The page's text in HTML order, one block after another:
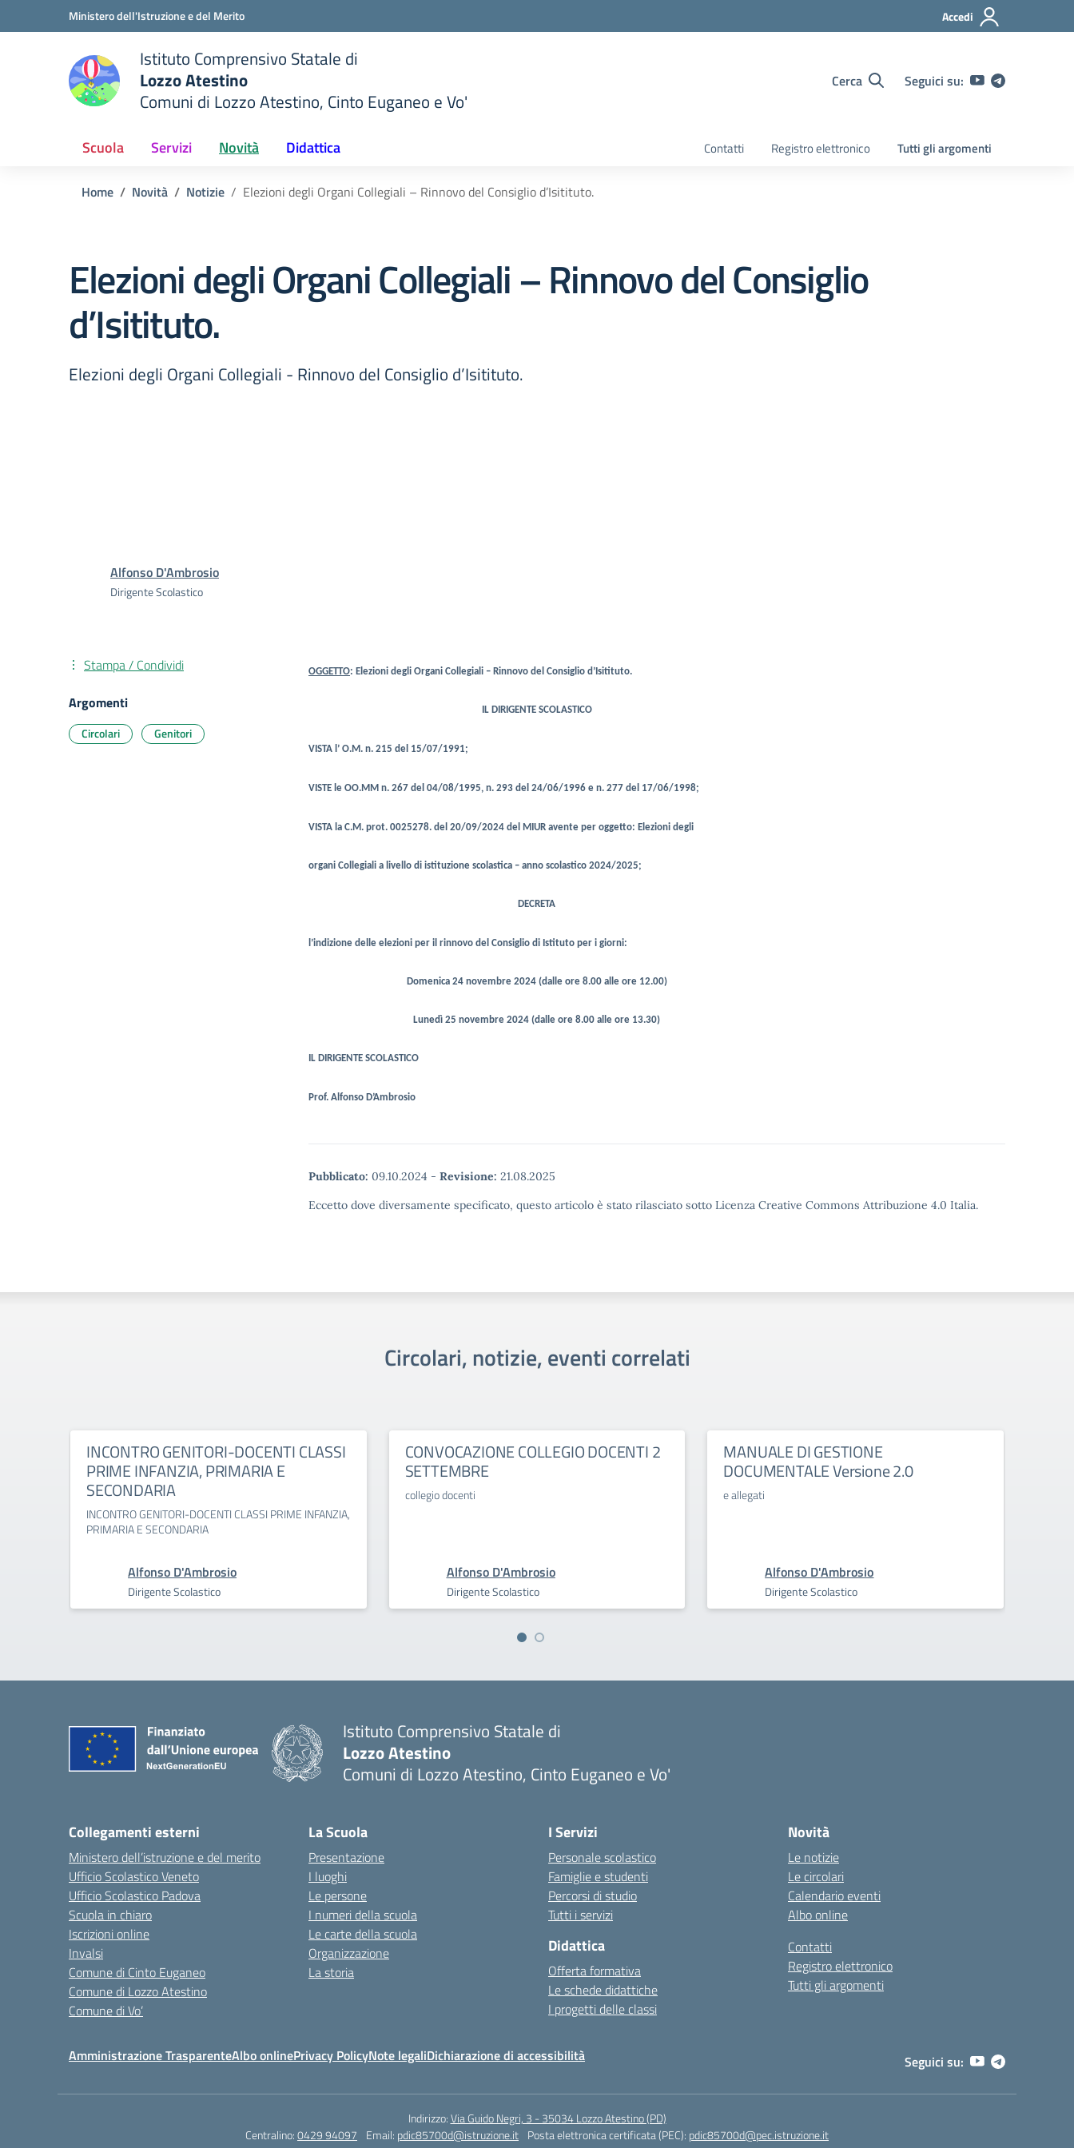
Vai ai contenuti
Vai al menu di navigazioneMinistero dell'Istruzione e del Merito Accedi
Istituto Comprensivo Statale di
Lozzo Atestino
Comuni di Lozzo Atestino, Cinto Euganeo e Vo'
Cerca Seguici su:
Scuola Servizi Novità Didattica Contatti Registro elettronico Tutti gli argomenti
Home Novità Notizie Elezioni degli Organi Collegiali – Rinnovo del Consiglio d’Isitituto.
Elezioni degli Organi Collegiali – Rinnovo del Consiglio
d’Isitituto.
Elezioni degli Organi Collegiali - Rinnovo del Consiglio d’Isitituto.
Alfonso D'Ambrosio
Dirigente Scolastico
OGGETTO: Elezioni degli Organi Collegiali – Rinnovo del Consiglio d’Isitituto.
IL DIRIGENTE SCOLASTICO
VISTA l’ O.M. n. 215 del 15/07/1991;
VISTE le OO.MM n. 267 del 04/08/1995, n. 293 del 24/06/1996 e n. 277 del 17/06/1998;
VISTA la C.M. prot. 0025278. del 20/09/2024 del MIUR avente per oggetto: Elezioni degli
organi Collegiali a livello di istituzione scolastica – anno scolastico 2024/2025;
DECRETA
l’indizione delle elezioni per il rinnovo del Consiglio di Istituto per i giorni:
Domenica 24 novembre 2024 (dalle ore 8.00 alle ore 12.00)
Lunedì 25 novembre 2024 (dalle ore 8.00 alle ore 13.30)
IL DIRIGENTE SCOLASTICO
Prof. Alfonso D’Ambrosio
Pubblicato: 09.10.2024 - Revisione: 21.08.2025
Eccetto dove diversamente specificato, questo articolo è stato rilasciato sotto Licenza Creative Commons Attribuzione 4.0 Italia.
Stampa / Condividi
Argomenti
Circolari Genitori
Circolari, notizie, eventi correlati
INCONTRO GENITORI-DOCENTI CLASSI
PRIME INFANZIA, PRIMARIA E
SECONDARIA
INCONTRO GENITORI-DOCENTI CLASSI PRIME INFANZIA,
PRIMARIA E SECONDARIA
Alfonso D'Ambrosio
Dirigente Scolastico
CONVOCAZIONE COLLEGIO DOCENTI 2
SETTEMBRE
collegio docenti
Alfonso D'Ambrosio
Dirigente Scolastico
MANUALE DI GESTIONE
DOCUMENTALE Versione 2.0
e allegati
Alfonso D'Ambrosio
Dirigente Scolastico
Istituto Comprensivo Statale di
Lozzo Atestino
Comuni di Lozzo Atestino, Cinto Euganeo e Vo'
Collegamenti esterni
Ministero dell’istruzione e del merito
Ufficio Scolastico Veneto
Ufficio Scolastico Padova
Scuola in chiaro
Iscrizioni online
Invalsi
Comune di Cinto Euganeo
Comune di Lozzo Atestino
Comune di Vo’
La Scuola
Presentazione
I luoghi
Le persone
I numeri della scuola
Le carte della scuola
Organizzazione
La storia
I Servizi
Personale scolastico
Famiglie e studenti
Percorsi di studio
Tutti i servizi
Didattica
Offerta formativa
Le schede didattiche
I progetti delle classi
Novità
Le notizie
Le circolari
Calendario eventi
Albo online
Contatti
Registro elettronico
Tutti gli argomenti
Amministrazione TrasparenteAlbo onlinePrivacy PolicyNote legaliDichiarazione di accessibilità Seguici su:
Indirizzo:Via Guido Negri, 3 - 35034 Lozzo Atestino (PD)
Centralino:0429 94097 Email: pdic85700d@istruzione.it Posta elettronica certificata (PEC): pdic85700d@pec.istruzione.it